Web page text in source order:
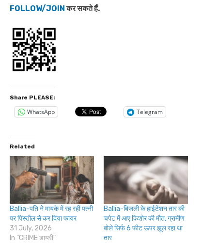
FOLLOW/JOINकर सकते हैं.
Share PLEASE:
WhatsApp Telegram
Related
Ballia-पति ने मायके में रह रही पत्नी
पर पिस्तौल से कर दिया फायर
31 July, 2026
In "CRIME डायरी"
Ballia-बिजली के हाईटेंशन तार की
चपेट में आए किशोर की मौत, ग्रामीण
बोले सिर्फ 6 फीट ऊपर झूल रहा था
तार